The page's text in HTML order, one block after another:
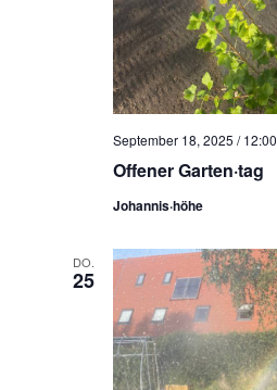
Offener Garten·tag
September 18, 2025 / 12:00
Johannis·höhe
DO.
25